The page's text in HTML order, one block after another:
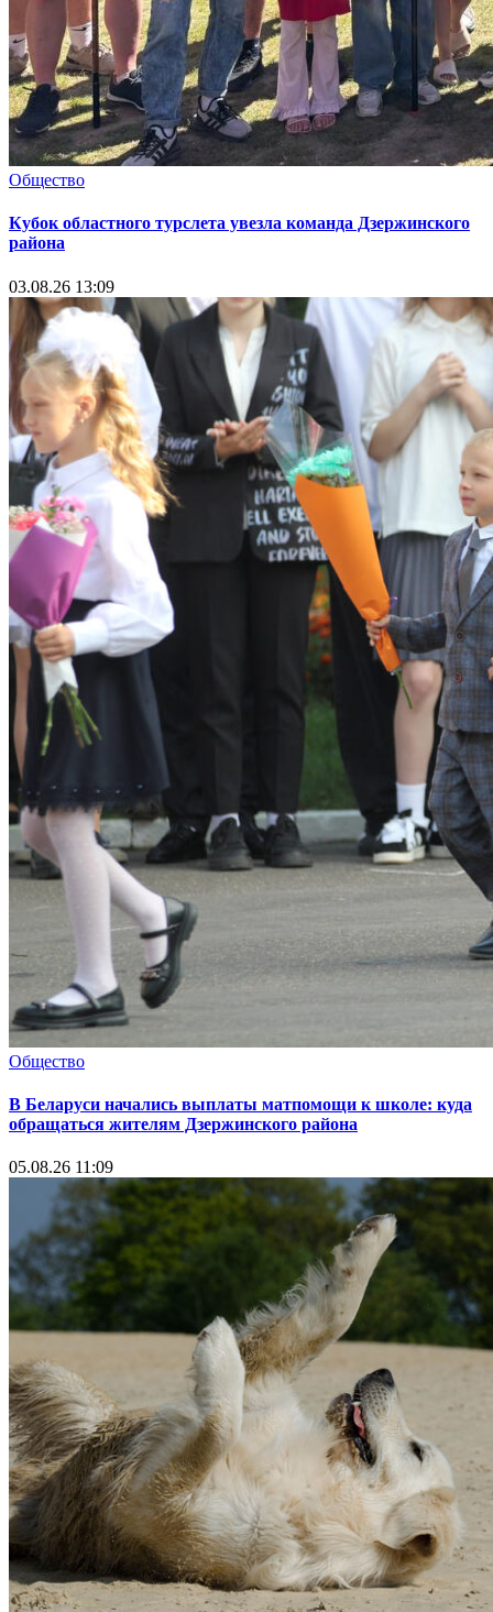
Общество
Кубок областного турслета увезла команда Дзержинского
района
03.08.26 13:09
Общество
В Беларуси начались выплаты матпомощи к школе: куда
обращаться жителям Дзержинского района
05.08.26 11:09